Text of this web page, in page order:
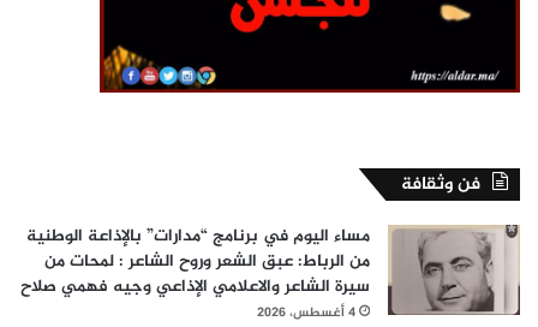
فن وثقافة
مساء اليوم في برنامج “مدارات” بالإذاعة الوطنية
من الرباط: عبق الشعر وروح الشاعر : لمحات من
سيرة الشاعر والاعلامي الإذاعي وجيه فهمي صلاح
4 أغسطس، 2026